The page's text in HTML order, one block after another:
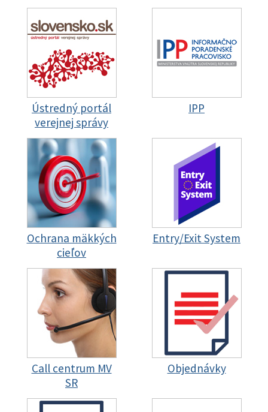
Ústredný portál
verejnej správy
IPP
Ochrana mäkkých
cieľov
Entry/Exit System
Call centrum MV
SR
Objednávky